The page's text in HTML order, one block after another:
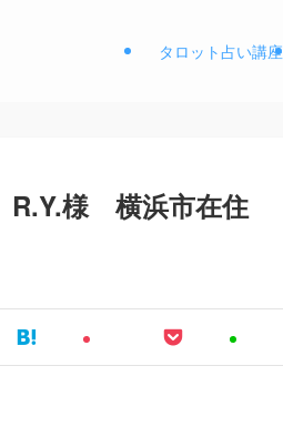
タロット占い講座
R.Y.様 横浜市在住